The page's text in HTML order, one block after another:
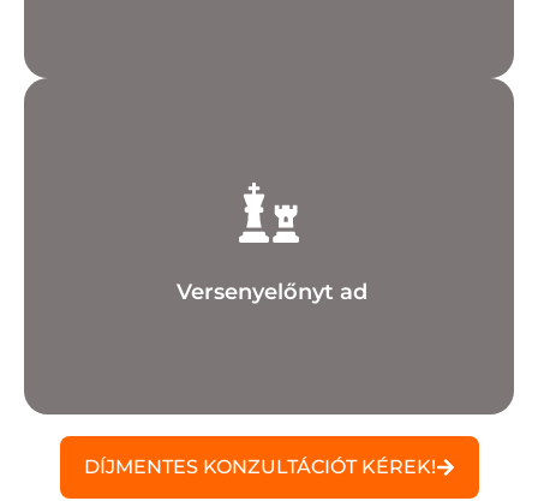
Versenyelőnyt ad
szerezhetsz a konkurenciával szemben.
DÍJMENTES KONZULTÁCIÓT KÉREK!